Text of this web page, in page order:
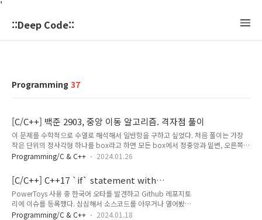
'
::Deep Code::
Programming 37
[C/C++] 백준 2903, 중앙 이동 알고리즘. 격자점 풀이
이 문제를 수학적으로 수열로 해석해서 일반항을 구하고 싶었다. 처음 풀이는 가장
작은 단위의 정사각형 하나를 box라고 하면 모든 box에서 정중앙과 밑변, 오른쪽변
중앙 총 세 개의 점을 찍고, 마지막에 테두리를 돌며 점을 찍으면 된다고 생각했다. 그
* 3 + 2^(n-1) * 2 a2=4+5=9 a3=9+16=25 #include #include int solution(int
n) { if (n == 0) return 0; int boxes = 1 * std::pow(4, n - 1); int newDots =
boxes * 3 + std::pow(2, n - 1) * 2; return newDots ..
Programming/C & C++ 2024.01.26
[C/C++] C++17 `if` statement with
initialization. 유용한 if문 조건 편하게 쓰는 법
PowerToys 사용 중 한국어 오타를 발견하고 Github 레포지토
리에 이슈를 등록했다. 심심해서 소스코드를 아무거나 열어봤는
데 눈에 띄는 부분을 발견했다. if 안에 변수 선언이 들어간 코드
Programming/C & C++ 2024.01.18